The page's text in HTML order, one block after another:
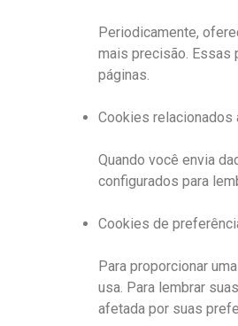
Periodicamente,
mais precisão. Essas
páginas.
Cookies relacionados
Quando você envia
configurados para
Cookies de
Para proporcionar
usa. Para lembrar
afetada por suas